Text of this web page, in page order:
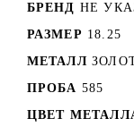
БРЕНД НЕ
РАЗМЕР 18.25
МЕТАЛЛ
ПРОБА 585
ЦВЕТ